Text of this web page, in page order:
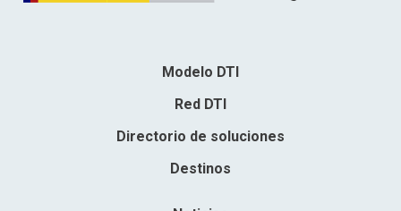
Modelo DTI
Red DTI
Directorio de soluciones
Destinos